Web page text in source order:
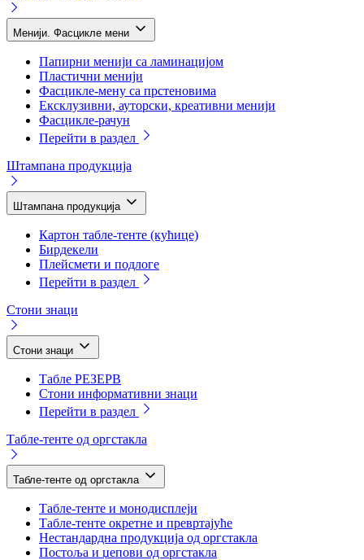
Менији. Фасцикле мени
Папирни менији са ламинацијом
Пластични менији
Фасцикле-мену са прстеновима
Ексклузивни, ауторски, креативни менији
Фасцикле-рачун
Перейти в раздел
Штампана продукција
Штампана продукција
Картон табле-тенте (кућице)
Бирдекели
Плейсмети и подлоге
Перейти в раздел
Стони знаци
Стони знаци
Табле РЕЗЕРВ
Стони информативни знаци
Перейти в раздел
Табле-тенте од оргстакла
Табле-тенте од оргстакла
Табле-тенте и монодисплеји
Табле-тенте окретне и превртајуће
Нестандардна продукција од оргстакла
Постоља и џепови од оргстакла